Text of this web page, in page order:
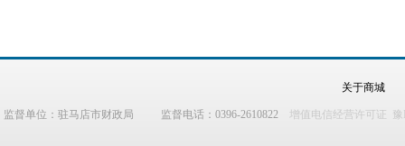
关于商城
监督单位：驻马店市财政局 监督电话：0396-2610822 增值电信经营许可证 豫